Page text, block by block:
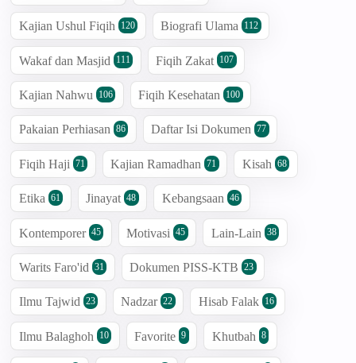
Kajian Ushul Fiqih 120 Biografi Ulama 112
Wakaf dan Masjid 111 Fiqih Zakat 107
Kajian Nahwu 106 Fiqih Kesehatan 100
Pakaian Perhiasan 86 Daftar Isi Dokumen 77
Fiqih Haji 71 Kajian Ramadhan 71 Kisah 68
Etika 61 Jinayat 48 Kebangsaan 46
Kontemporer 45 Motivasi 45 Lain-Lain 38
Warits Faro'id 31 Dokumen PISS-KTB 23
Ilmu Tajwid 23 Nadzar 22 Hisab Falak 16
Ilmu Balaghoh 10 Favorite 9 Khutbah 8